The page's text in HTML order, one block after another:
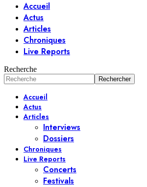
Accueil
Actus
Articles
Chroniques
Live Reports
Recherche
Accueil
Actus
Articles
Interviews
Dossiers
Chroniques
Live Reports
Concerts
Festivals